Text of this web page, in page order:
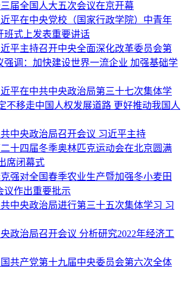
届全国人大五次会议在京开幕
平在中央党校（国家行政学院）中青年
班式上发表重要讲话
平主持召开中央全面深化改革委员会第
强调：加快建设世界一流企业 加强基础学
平在中共中央政治局第三十七次集体学
不移走中国人权发展道路 更好推动我国人
中央政治局召开会议 习近平主持
十四届冬季奥林匹克运动会在北京圆满
席闭幕式
强对全国春季农业生产暨加强冬小麦田
议作出重要批示
中央政治局进行第三十五次集体学习 习
政治局召开会议 分析研究2022年经济工
共产党第十九届中央委员会第六次全体